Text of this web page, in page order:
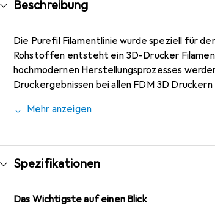
Beschreibung
Die Purefil Filamentlinie wurde speziell für
Rohstoffen entsteht ein 3D-Drucker
hochmodernen Herstellungsprozesses
Druckergebnissen bei allen FDM 3D
Mehr anzeigen
Spezifikationen
Das Wichtigste auf einen Blick